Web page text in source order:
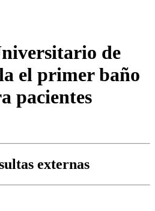
de
el primer baño
pacientes
externas